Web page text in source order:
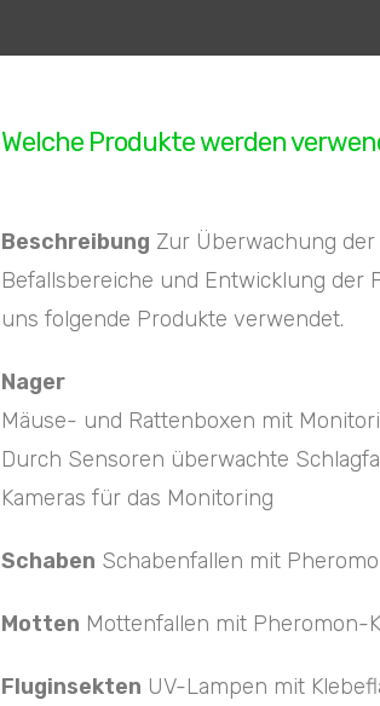
Welche Produkte werden
Beschreibung Zur Überwachung der
Befallsbereiche und Entwicklung der
uns folgende Produkte verwendet.
Nager
Mäuse- und Rattenboxen mit
Durch Sensoren überwachte
Kameras für das Monitoring
Schaben Schabenfallen mit
Motten Mottenfallen mit Pheromon-
Fluginsekten UV-Lampen mit